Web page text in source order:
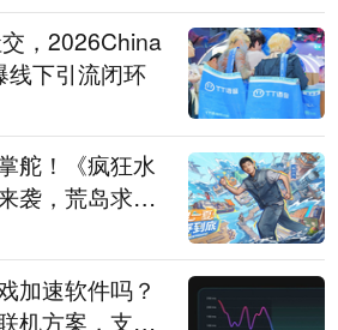
，2026China
线下引流闭环
舵！《疯狂水
袭，荒岛求生
加速软件吗？
机方案，支持